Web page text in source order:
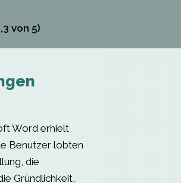
von 5)
Word erhielt
Benutzer lobten
die
Gründlichkeit,